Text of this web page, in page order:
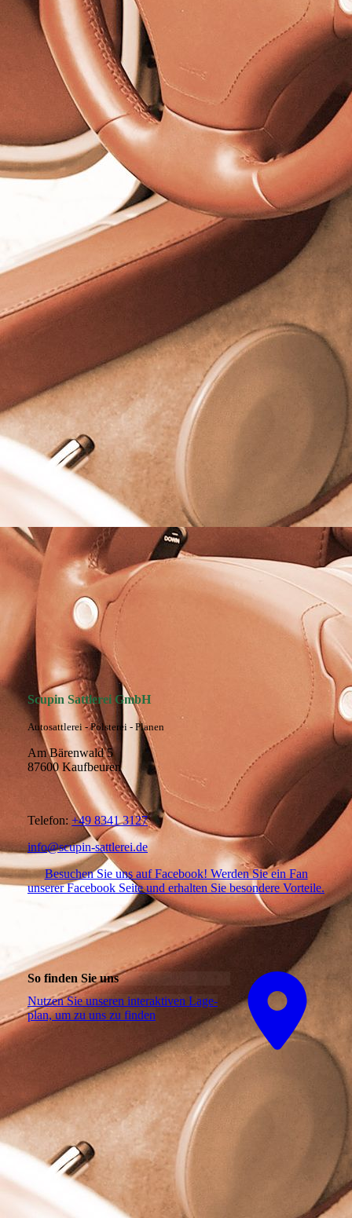
BELEGSCHAFT DER SATTLEREI SCUPIN 1980
SATTLEREI SCUPIN AM BÄRENWALD
Scupin Sattlerei GmbH
Autosattlerei - Polsterei - Planen
Am Bärenwald 5
87600 Kaufbeuren
Telefon: +49 8341 3127
info@scupin-sattlerei.de
Besuchen Sie uns auf Facebook! Werden Sie ein Fan
unserer Facebook Seite und erhalten Sie besondere Vorteile.
So finden Sie uns
Nutzen Sie unseren interaktiven La­ge­
plan, um zu uns zu finden